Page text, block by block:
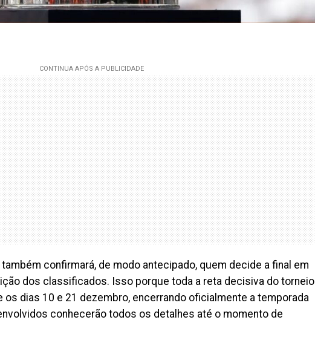
confirmará, de modo antecipado, quem decide a final em
dos classificados. Isso porque toda a reta decisiva do torneio
os dias 10 e 21 dezembro, encerrando oficialmente a temporada
conhecerão todos os detalhes até o momento de